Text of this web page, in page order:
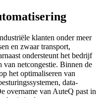
klanten onder meer
en zwaar transport,
ondersteunt het bedrijf
van netcongestie. Binnen de
het optimaliseren van
data-
overname van AuteQ past in